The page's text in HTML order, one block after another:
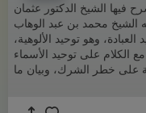
22 محاضرة يشرح فيها الشيخ الدكتور عثمان
الشيخ محمد بن عبد الوهاب
وهو توحيد الألوهية،
الكلام على توحيد الأسماء
على خطر الشرك، وبيان ما
هذا الكتاب ببيان توحيد